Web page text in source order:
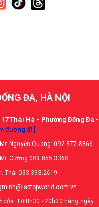
ĐA, HÀ NỘI
Thái Hà - Phường Đống Đa -
đường đi ]
Nguyễn Quang: 092.877.8866
Cường 089.855.3368
Thái 033.393.2619
cửa: Từ 8h30 - 20h30 hàng ngày